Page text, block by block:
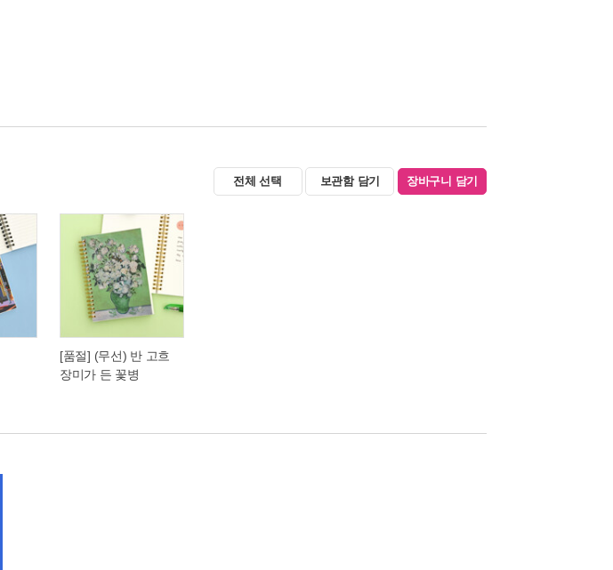
전체 선택 보관함 담기 장바구니 담기
[품절] (무선) 반 고흐
장미가 든 꽃병